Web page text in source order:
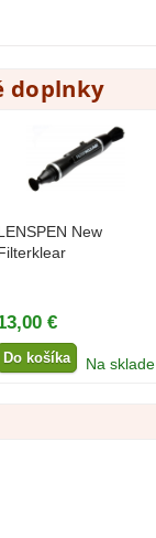
doplnky
New
€
Do košíka Na sklade